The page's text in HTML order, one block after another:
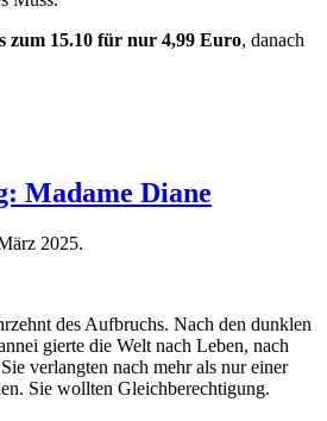
zum 15.10 für nur 4,99 Euro, danach
Madame Diane
2025.
des Aufbruchs. Nach den dunklen
gierte die Welt nach Leben, nach
verlangten nach mehr als nur einer
Sie wollten Gleichberechtigung.